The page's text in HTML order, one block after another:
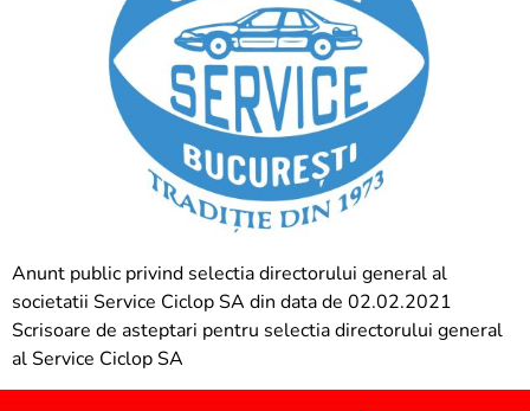
Anunt public privind selectia directorului general al
societatii Service Ciclop SA din data de 02.02.2021
Scrisoare de asteptari pentru selectia directorului general
al Service Ciclop SA